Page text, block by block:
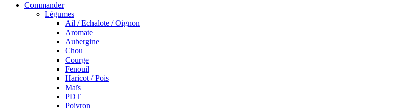
Commander
Légumes
Ail / Echalote / Oignon
Aromate
Aubergine
Chou
Courge
Fenouil
Haricot / Pois
Maïs
PDT
Poivron